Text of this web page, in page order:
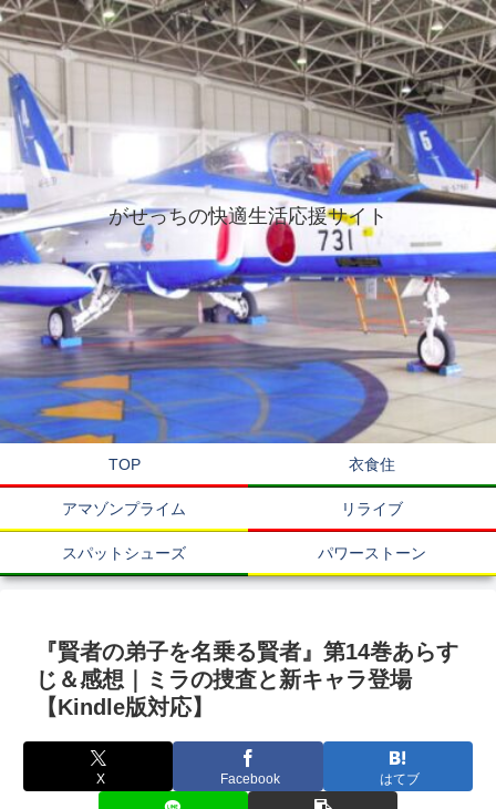
がせっちの快適生活応援サイト
TOP 衣食住
アマゾンプライム リライブ
スパットシューズ パワーストーン
『賢者の弟子を名乗る賢者』第14巻あらす
じ＆感想｜ミラの捜査と新キャラ登場
【Kindle版対応】
X Facebook はてブ